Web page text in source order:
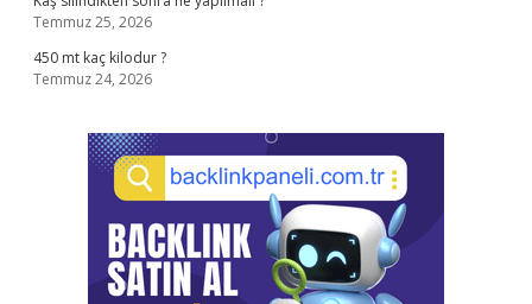
Temmuz 25, 2026
450 mt kaç kilodur ?
Temmuz 24, 2026